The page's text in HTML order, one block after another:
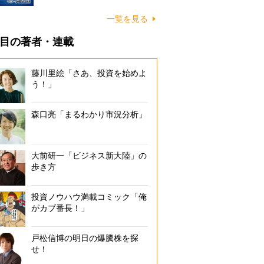
一覧を見る
の著者・連載
藤川里絵「さあ、投資を始めよ
う！」
森口亮「まるわかり市況分析」
大前研一「ビジネス新大陸」の
歩き方
投資ノウハウ満載コミック「俺
がカブ番長！」
戸松信博の明日の爆騰株を探
せ！